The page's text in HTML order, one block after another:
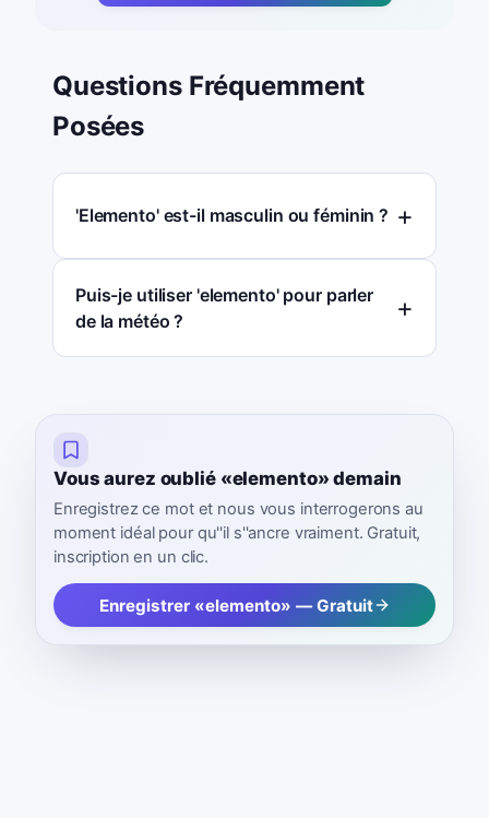
Questions Fréquemment
Posées
'Elemento' est-il masculin ou féminin ?
Puis-je utiliser 'elemento' pour parler
de la météo ?
Vous aurez oublié «elemento» demain
Enregistrez ce mot et nous vous interrogerons au
moment idéal pour qu''il s''ancre vraiment. Gratuit,
inscription en un clic.
Enregistrer «elemento» — Gratuit